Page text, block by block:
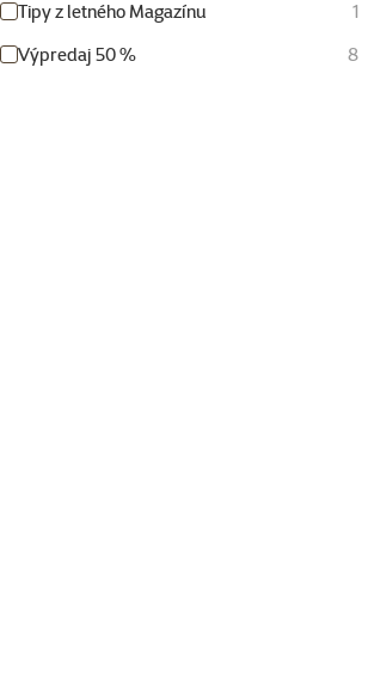
Tipy z letného Magazínu
1
Výpredaj 50 %
8